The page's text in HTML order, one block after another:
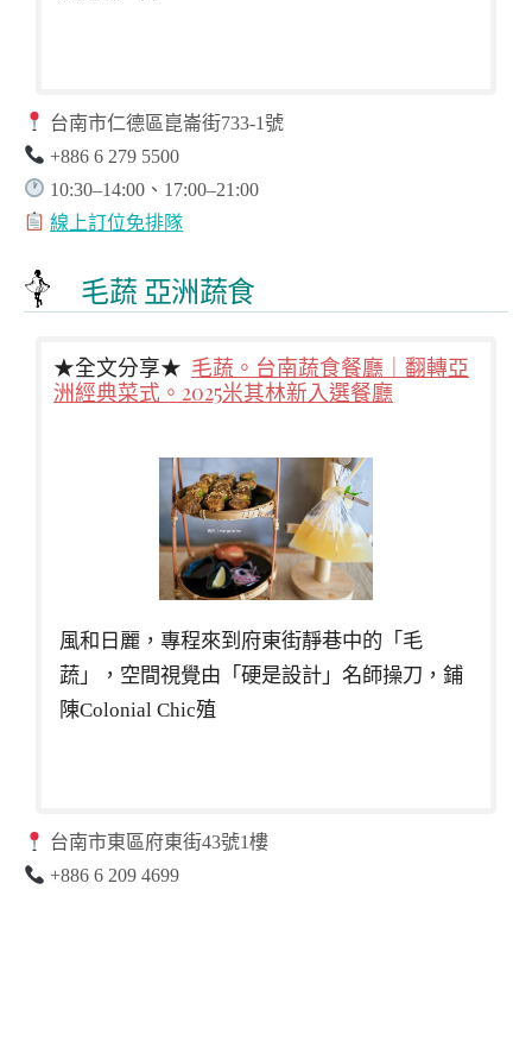
台南市仁德區崑崙街733-1號
+886 6 279 5500
10:30–14:00、17:00–21:00
線上訂位免排隊
毛蔬 亞洲蔬食
★全文分享★ 毛蔬。台南蔬食餐廳｜翻轉亞
洲經典菜式。2025米其林新入選餐廳
風和日麗，專程來到府東街靜巷中的「毛
蔬」，空間視覺由「硬是設計」名師操刀，鋪
陳Colonial Chic殖
台南市東區府東街43號1樓
+886 6 209 4699